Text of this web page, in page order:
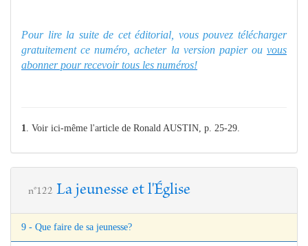
Pour lire la suite de cet éditorial, vous pouvez télécharger
gratuitement ce numéro, acheter la version papier ou vous
abonner pour recevoir tous les numéros!
1 . Voir ici-même l'article de Ronald AUSTIN, p. 25-29.
n°122 La jeunesse et l'Église
9 - Que faire de sa jeunesse?